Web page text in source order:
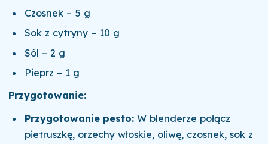
Czosnek – 5 g
Sok z cytryny – 10 g
Sól – 2 g
Pieprz – 1 g
Przygotowanie:
Przygotowanie pesto:W blenderze połącz
pietruszkę, orzechy włoskie, oliwę, czosnek, sok z